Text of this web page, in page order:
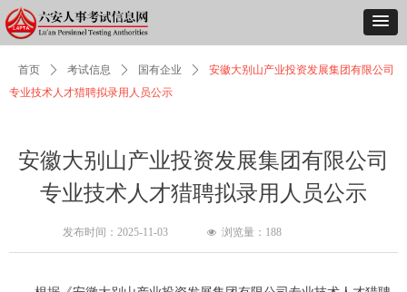
安徽大别山产业投资发展集团有限公司
专业技术人才猎聘拟录用人员公示
首页 ꄲ 考试信息 ꄲ 国有企业 ꄲ
安徽大别山产业投资发展集团有限公司
专业技术人才猎聘拟录用人员公示
发布时间： 2025-11-03 넶 浏览量： 188